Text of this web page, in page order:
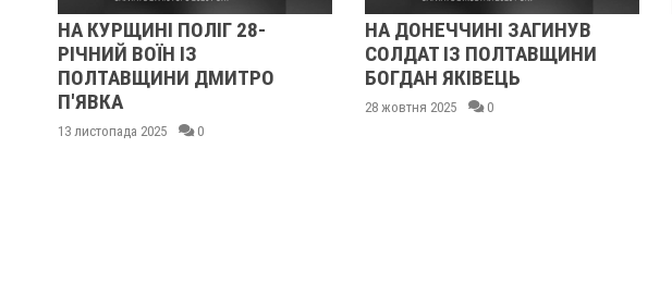
НА КУРЩИНІ ПОЛІГ 28-
РІЧНИЙ ВОЇН ІЗ
ПОЛТАВЩИНИ ДМИТРО
П'ЯВКА
13 листопада 2025 0
НА ДОНЕЧЧИНІ ЗАГИНУВ
СОЛДАТ ІЗ ПОЛТАВЩИНИ
БОГДАН ЯКІВЕЦЬ
28 жовтня 2025 0